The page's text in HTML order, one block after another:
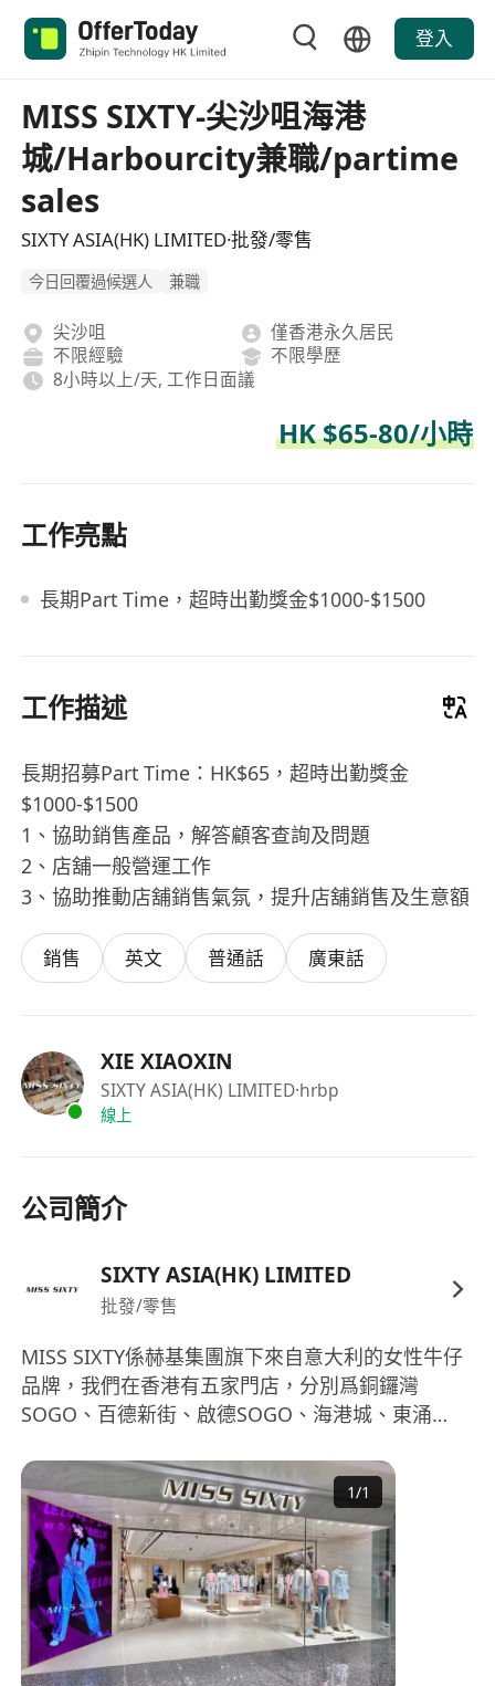
登入
MISS SIXTY-尖沙咀海港
城/Harbourcity兼職/partime
sales
SIXTY ASIA(HK) LIMITED·批發/零售
今日回覆過候選人 兼職
尖沙咀
僅香港永久居民
不限經驗
不限學歷
8小時以上/天, 工作日面議
HK $65-80/小時
工作亮點
長期Part Time，超時出勤獎金$1000-$1500
工作描述
長期招募Part Time：HK$65，超時出勤獎金
$1000-$1500
1、協助銷售產品，解答顧客查詢及問題
2、店舖一般營運工作
3、協助推動店舖銷售氣氛，提升店舖銷售及生意額
銷售 英文 普通話 廣東話
XIE XIAOXIN
SIXTY ASIA(HK) LIMITED·hrbp
線上
公司簡介
SIXTY ASIA(HK) LIMITED
批發/零售
MISS SIXTY係赫基集團旗下來自意大利的女性牛仔
品牌，我們在香港有五家門店，分別爲銅鑼灣
SOGO、百德新街、啟德SOGO、海港城、東涌
1/1